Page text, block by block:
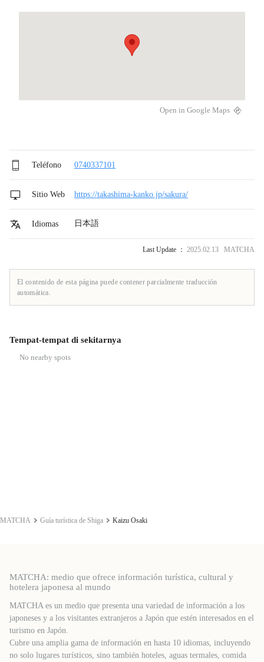
Open in Google Maps
Teléfono 0740337101
Sitio Web https://takashima-kanko.jp/sakura/
Idiomas 日本語
Last Update ： 2025.02.13 MATCHA
El contenido de esta página puede contener parcialmente traducción
automática.
Tempat-tempat di sekitarnya
No nearby spots
MATCHA Guía turística de Shiga Kaizu Osaki
MATCHA: medio que ofrece información turística, cultural y
hotelera japonesa al mundo
MATCHA es un medio que presenta una variedad de información a los
japoneses y a los visitantes extranjeros a Japón que estén interesados ​​en el
turismo en Japón.
Cubre una amplia gama de información en hasta 10 idiomas, incluyendo
no solo lugares turísticos, sino también hoteles, aguas termales, comida